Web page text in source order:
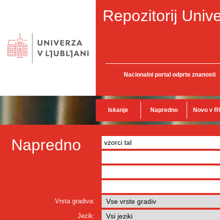
Repozitorij
Nacionalni portal odprte znanosti
Iskanje Napredno Novo v
Napredno
Vrsta gradiva:
Jezik: